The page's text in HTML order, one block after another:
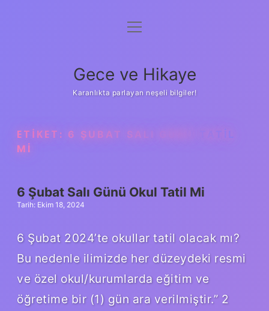
Anasayfa
Yasal Uyarı
menüyü
Gece ve Hikaye
Karanlıkta parlayan neşeli bilgiler!
ETIKET: 6 ŞUBAT SALI GÜNÜ TATIL
MI
6 Şubat Salı Günü Okul Tatil Mi
Tarih: Ekim 18, 2024
6 Şubat 2024’te okullar tatil olacak mı?
Bu nedenle ilimizde her düzeydeki resmi
ve özel okul/kurumlarda eğitim ve
öğretime bir (1) gün ara verilmiştir.” 2